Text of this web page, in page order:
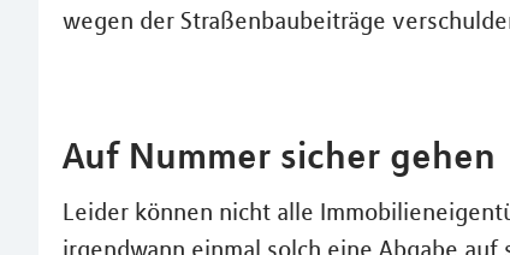
wegen der Straßenbaubeiträge
Auf Nummer sicher gehen
Leider können nicht alle
irgendwann einmal solch eine Abgabe